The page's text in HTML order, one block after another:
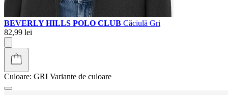
BEVERLY HILLS POLO CLUB Căciulă Gri
82,99 lei
Culoare: GRI Variante de culoare